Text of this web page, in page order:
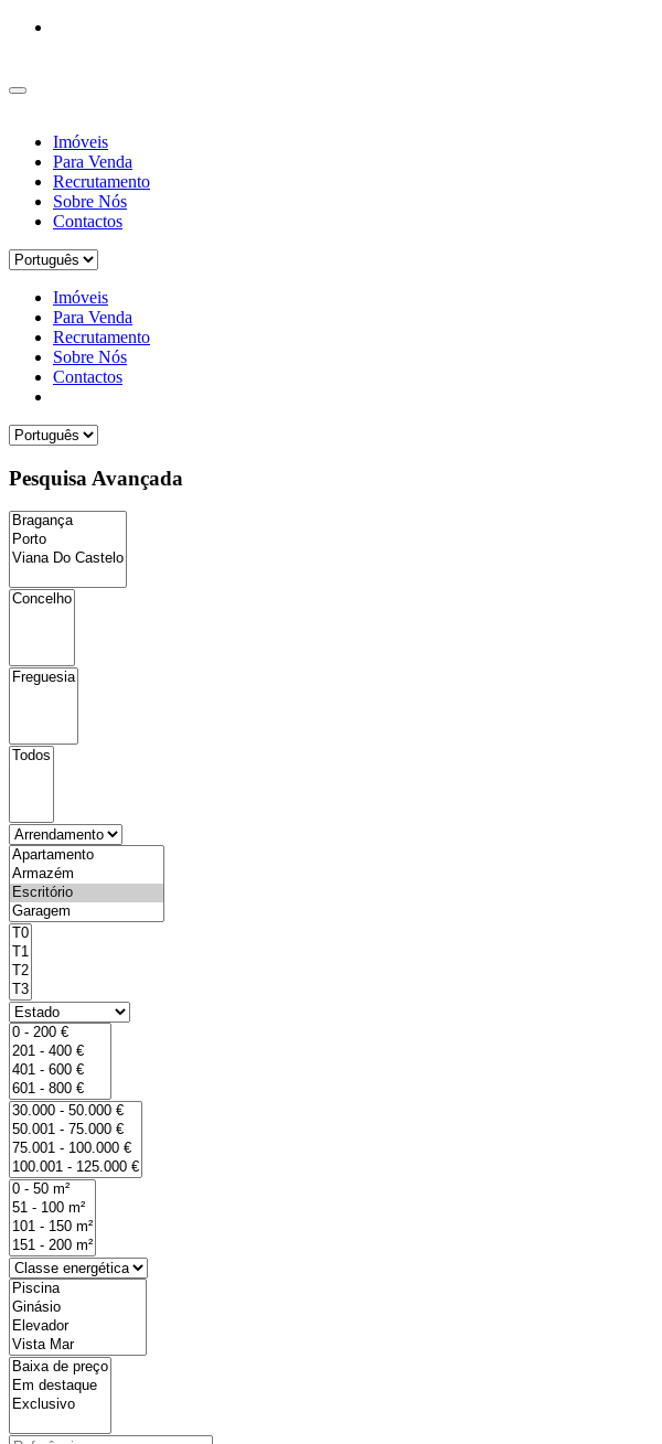
Imóveis
Para Venda
Recrutamento
Sobre Nós
Contactos
Imóveis
Para Venda
Recrutamento
Sobre Nós
Contactos
Pesquisa Avançada